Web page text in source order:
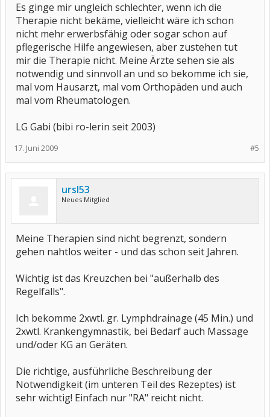
Es ginge mir ungleich schlechter, wenn ich die
Therapie nicht bekäme, vielleicht wäre ich schon
nicht mehr erwerbsfähig oder sogar schon auf
pflegerische Hilfe angewiesen, aber zustehen tut
mir die Therapie nicht. Meine Ärzte sehen sie als
notwendig und sinnvoll an und so bekomme ich sie,
mal vom Hausarzt, mal vom Orthopäden und auch
mal vom Rheumatologen.
LG Gabi (bibi ro-lerin seit 2003)
#5
17. Juni 2009
ursl53
Neues Mitglied
Meine Therapien sind nicht begrenzt, sondern
gehen nahtlos weiter - und das schon seit Jahren.
Wichtig ist das Kreuzchen bei "außerhalb des
Regelfalls".
Ich bekomme 2xwtl. gr. Lymphdrainage (45 Min.) und
2xwtl. Krankengymnastik, bei Bedarf auch Massage
und/oder KG an Geräten.
Die richtige, ausführliche Beschreibung der
Notwendigkeit (im unteren Teil des Rezeptes) ist
sehr wichtig! Einfach nur "RA" reicht nicht.